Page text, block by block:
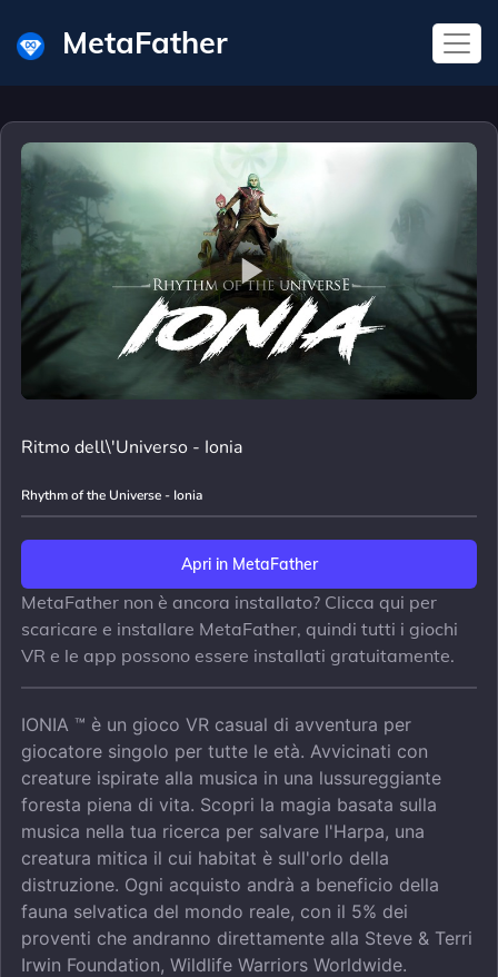
MetaFather
Ritmo dell\'Universo - Ionia
Rhythm of the Universe - Ionia
Apri in MetaFather
MetaFather non è ancora installato? Clicca qui per
scaricare e installare MetaFather, quindi tutti i giochi
VR e le app possono essere installati gratuitamente.
IONIA ™ è un gioco VR casual di avventura per
giocatore singolo per tutte le età. Avvicinati con
creature ispirate alla musica in una lussureggiante
foresta piena di vita. Scopri la magia basata sulla
musica nella tua ricerca per salvare l'Harpa, una
creatura mitica il cui habitat è sull'orlo della
distruzione. Ogni acquisto andrà a beneficio della
fauna selvatica del mondo reale, con il 5% dei
proventi che andranno direttamente alla Steve & Terri
Irwin Foundation, Wildlife Warriors Worldwide.